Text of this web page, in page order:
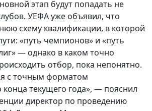
этап будут попадать не
УЕФА уже объявил, что
схему квалификации, в которой
«путь чемпионов» и «путь
— однако в каком точно
отбор, пока непонятно.
с точным форматом
текущего года», — пояснил
директор по проведению